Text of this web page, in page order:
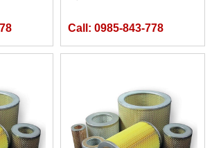
Call: 0985-843-778